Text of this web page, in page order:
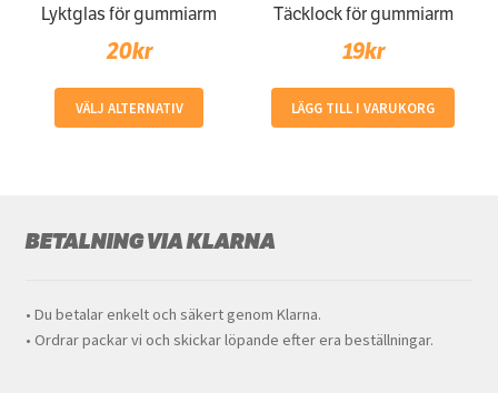
Lyktglas för gummiarm
20kr
VÄLJ ALTERNATIV
här
varianter.
alternativen
kan
Täcklock för gummiarm
19kr
LÄGG TILL I VARUKORG
BETALNING VIA KLARNA
• Du betalar enkelt och säkert genom Klarna.
• Ordrar packar vi och skickar löpande efter era beställningar.